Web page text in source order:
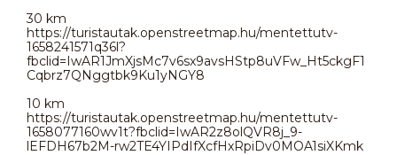
30 km
https://turistautak.openstreetmap.hu/mentettutv-
1658241571q36l?
fbclid=IwAR1JmXjsMc7v6sx9avsHStp8uVFw_Ht5ckgF1
Cqbrz7QNggtbk9Ku1yNGY8
10 km
https://turistautak.openstreetmap.hu/mentettutv-
1658077160wv1t?fbclid=IwAR2z8olQVR8j_9-
lEFDH67b2M-rw2TE4YIPdIfXcfHxRpiDv0MOA1siXKmk